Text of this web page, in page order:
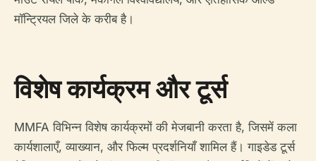
मॉन्ट्रियल जिले के करीब है।
विशेष कार्यक्रम और टूर्स
MMFA विभिन्न विशेष कार्यक्रमों की मेजबानी करता है, जिसमें कला
कार्यशालाएँ, व्याख्यान, और फिल्म प्रदर्शनियाँ शामिल हैं। गाइडेड टूर्स